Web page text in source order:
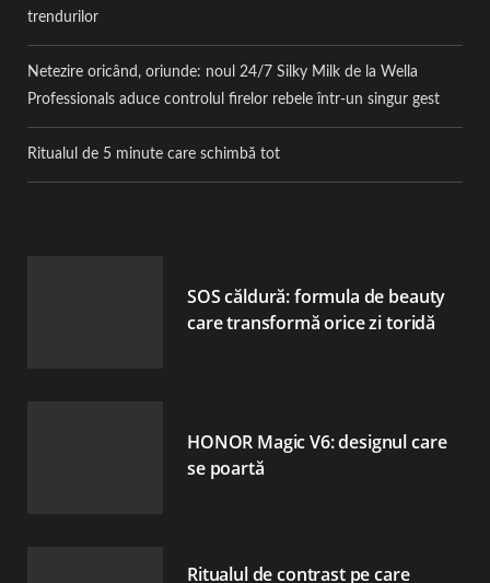
trendurilor
Netezire oricând, oriunde: noul 24/7 Silky Milk de la Wella
Professionals aduce controlul firelor rebele într-un singur gest
Ritualul de 5 minute care schimbă tot
SOS căldură: formula de beauty
care transformă orice zi toridă
HONOR Magic V6: designul care
se poartă
Ritualul de contrast pe care